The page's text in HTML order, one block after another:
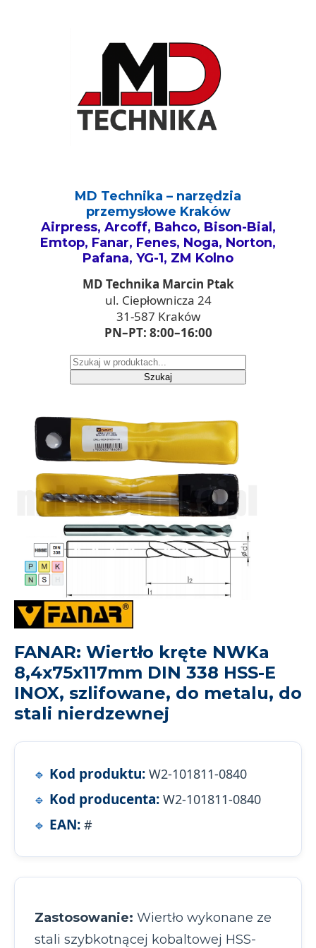
MD Technika – narzędzia
przemysłowe Kraków
Airpress, Arcoff, Bahco, Bison-Bial,
Emtop, Fanar, Fenes, Noga, Norton,
Pafana, YG-1, ZM Kolno
MD Technika Marcin Ptak
ul. Ciepłownicza 24
31-587 Kraków
PN–PT: 8:00–16:00
Szukaj
FANAR: Wiertło kręte NWKa
8,4x75x117mm DIN 338 HSS-E
INOX, szlifowane, do metalu, do
stali nierdzewnej
Kod produktu: W2-101811-0840
Kod producenta: W2-101811-0840
EAN: #
Zastosowanie: Wiertło wykonane ze
stali szybkotnącej kobaltowej HSS-